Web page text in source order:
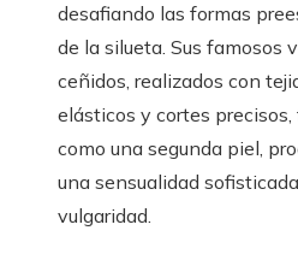
desafiando las formas
de la silueta. Sus famosos
ceñidos, realizados con
elásticos y cortes
como una segunda piel,
una sensualidad
vulgaridad.